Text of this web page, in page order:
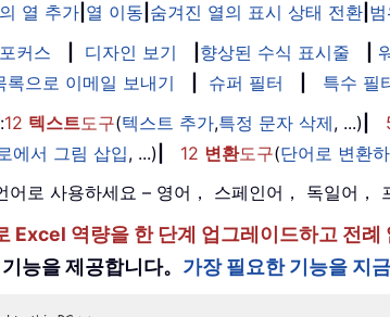
열 추가 열 이동 숨겨진 열의 표시 상태 전환
커스 디자인 보기 향상된 수식 표시줄
록으로 이메일 보내기 슈퍼 필터 특수 필
:12 텍스트도구(텍스트 추가,특정 문자 삭제, ...)
에서 그림 삽입, ...) 12 변환도구(단어로 변환
로 사용하세요 – 영어， 스페인어， 독일어，
역량을 한 단계 업그레이드하고 전례
능을 제공합니다。 가장 필요한 기능을 지